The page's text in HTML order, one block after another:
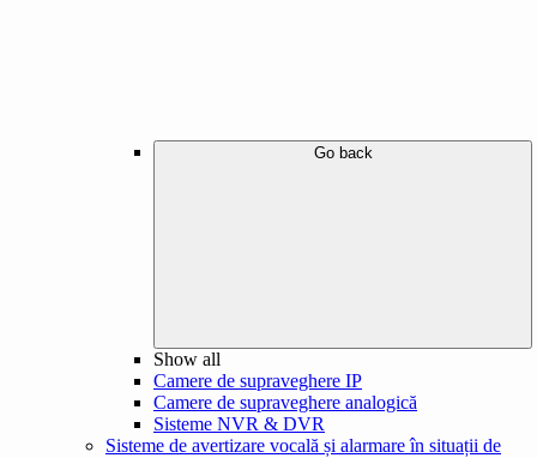
Go back
Show all
Camere de supraveghere IP
Camere de supraveghere analogică
Sisteme NVR & DVR
Sisteme de avertizare vocală și alarmare în situații de